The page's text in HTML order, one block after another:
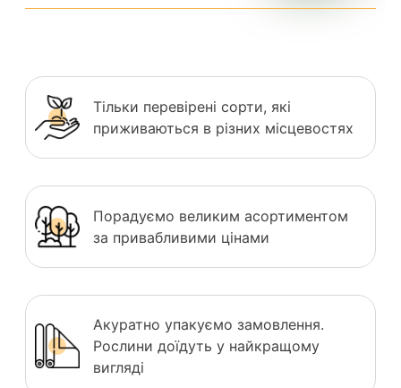
Тільки перевірені сорти, які
приживаються в різних місцевостях
Порадуємо великим асортиментом
за привабливими цінами
Акуратно упакуємо замовлення.
Рослини доїдуть у найкращому
вигляді